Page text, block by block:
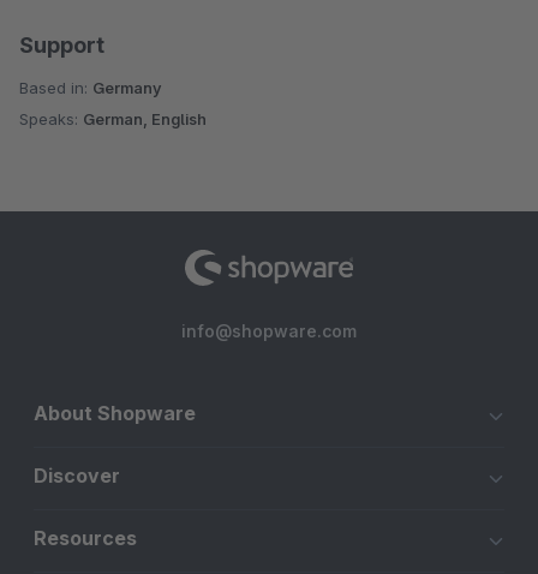
Support
Based in: Germany
Speaks: German, English
info@shopware.com
About Shopware
Discover
Resources